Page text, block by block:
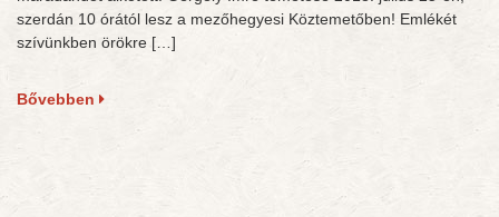
szerdán 10 órától lesz a mezőhegyesi Köztemetőben! Emlékét
szívünkben örökre […]
Bővebben